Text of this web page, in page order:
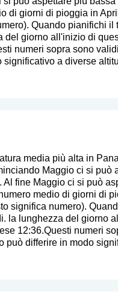
di giorni di pioggia in
). Quando pianifichi il
giorno all'inizio di
numeri sopra sono
a diverse
media più alta in
Maggio ci si può
fine Maggio ci si può
medio di giorni di
significa numero).
la lunghezza del giorno
12:36.Questi numeri
può differire in modo